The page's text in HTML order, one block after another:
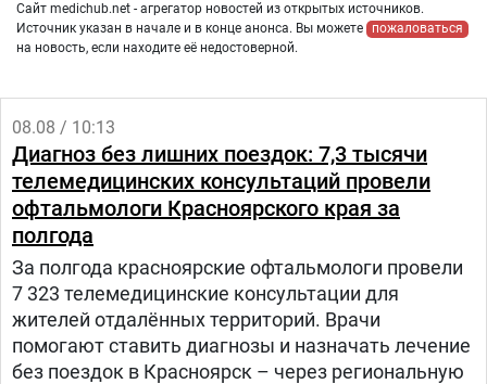
Сайт medichub.net - агрегатор новостей из открытых источников.
Источник указан в начале и в конце анонса. Вы можете
пожаловаться
на новость, если находите её недостоверной.
08.08 / 10:13
Диагноз без лишних поездок: 7,3 тысячи
телемедицинских консультаций провели
офтальмологи Красноярского края за
полгода
За полгода красноярские офтальмологи провели
7 323 телемедицинские консультации для
жителей отдалённых территорий. Врачи
помогают ставить диагнозы и назначать лечение
без поездок в Красноярск – через региональную